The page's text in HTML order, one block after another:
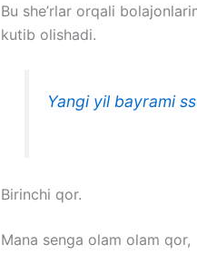
Bu she’rlar orqali
kutib olishadi.
Yangi yil bayrami
Birinchi qor.
Mana senga olam olam qor,